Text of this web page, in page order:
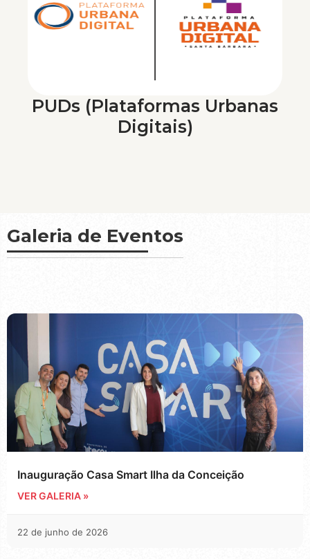
PUDs (Plataformas Urbanas
Digitais)
Galeria de Eventos
Inauguração Casa Smart Ilha da Conceição
VER GALERIA »
22 de junho de 2026